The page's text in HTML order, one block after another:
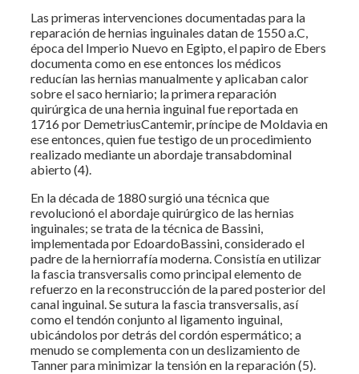
Las primeras intervenciones documentadas para la
reparación de hernias inguinales datan de 1550 a.C,
época del Imperio Nuevo en Egipto, el papiro de Ebers
documenta como en ese entonces los médicos
reducían las hernias manualmente y aplicaban calor
sobre el saco herniario; la primera reparación
quirúrgica de una hernia inguinal fue reportada en
1716 por DemetriusCantemir, príncipe de Moldavia en
ese entonces, quien fue testigo de un procedimiento
realizado mediante un abordaje transabdominal
abierto (4).
En la década de 1880 surgió una técnica que
revolucionó el abordaje quirúrgico de las hernias
inguinales; se trata de la técnica de Bassini,
implementada por EdoardoBassini, considerado el
padre de la herniorrafía moderna. Consistía en utilizar
la fascia transversalis como principal elemento de
refuerzo en la reconstrucción de la pared posterior del
canal inguinal. Se sutura la fascia transversalis, así
como el tendón conjunto al ligamento inguinal,
ubicándolos por detrás del cordón espermático; a
menudo se complementa con un deslizamiento de
Tanner para minimizar la tensión en la reparación (5).